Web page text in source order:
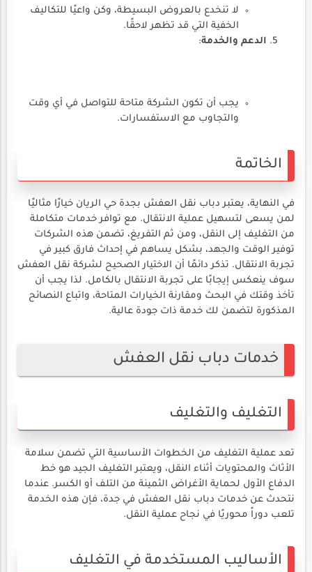
لا تنخدع بالعروض البسيطة، وكن واعيًا للتكاليف
الخفية التي قد تظهر لاحقًا.
الدعم والخدمة:
يجب أن تكون الشركة متاحة للتواصل في أي وقت
والتجاوب مع الاستفسارات.
الخاتمة
في النهاية، يعتبر دباب نقل العفش بجدة حي الريان خيارًا مثاليًا
لمن يسعى لتسهيل عملية الانتقال. مع توافر خدمات متكاملة
من التغليف إلى النقل، ومن ثم التفريغ، تضمن هذه الشركات
توفير الوقت والجهد، بشكل يساهم في إحداث فارق كبير في
تجربة الانتقال. تذكر دائمًا أن الاختيار الصحيح لشركة نقل العفش
سوف ينعكس إيجابًا على تجربة الانتقال بالكامل. لذا يجب أن
تأخذ وقتك في البحث ومقارنة الخيارات المتاحة، واتباع النصائح
المذكورة لتضمن لك خدمة ذات جودة عالية.
خدمات دباب نقل العفش
التغليف والتغليف
تعد عملية التغليف من الخطوات الأساسية التي تضمن سلامة
الأثاث والمحتويات أثناء النقل، ويعتبر التغليف الجيد هو خط
الدفاع الأول لحماية الأغراض الثمينة من التلف أو الكسر. عندما
نتحدث عن خدمات دباب نقل العفش في جدة، فإن هذه الخدمة
تلعب دوراً محوريًا في نجاح عملية النقل.
الأساليب المستخدمة في التغليف